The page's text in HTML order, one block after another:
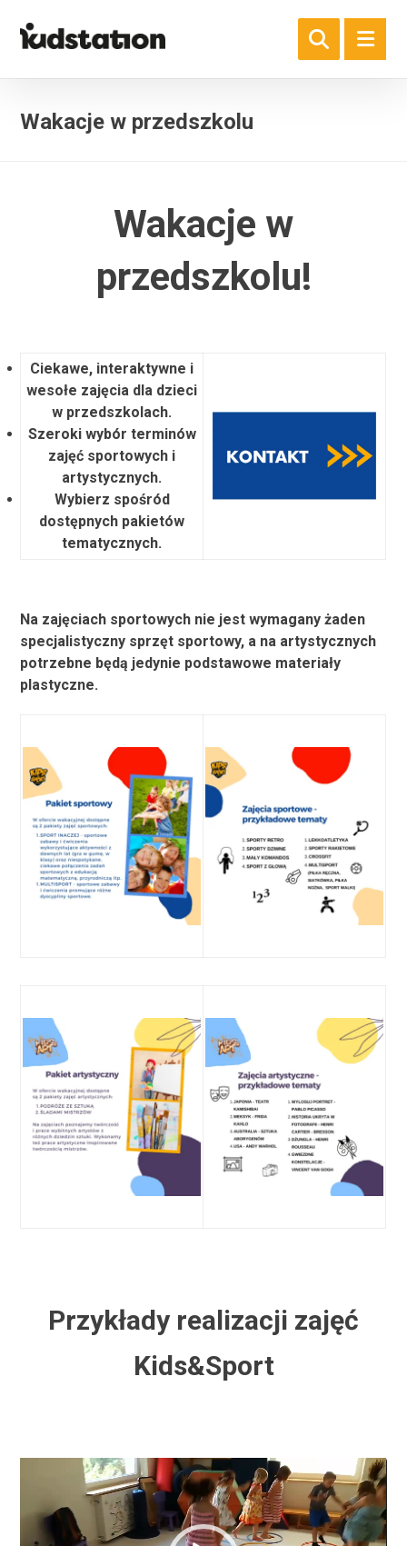
Wakacje w przedszkolu
Wakacje w
przedszkolu!
Ciekawe, interaktywne i
wesołe zajęcia dla dzieci
w przedszkolach.
Szeroki wybór terminów
zajęć sportowych i
artystycznych.
Wybierz spośród
dostępnych pakietów
tematycznych.
Na zajęciach sportowych nie jest wymagany żaden
specjalistyczny sprzęt sportowy, a na artystycznych
potrzebne będą jedynie podstawowe materiały
plastyczne.
Przykłady realizacji zajęć
Kids&Sport
Odtwarzacz
video